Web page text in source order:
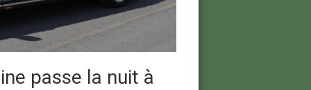
passe la nuit à